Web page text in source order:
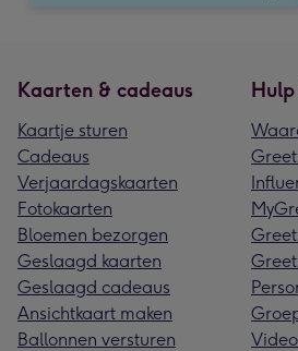
Kaarten & cadeaus
Kaartje sturen
Cadeaus
Verjaardagskaarten
Fotokaarten
Bloemen bezorgen
Geslaagd kaarten
Geslaagd cadeaus
Ansichtkaart maken
Ballonnen versturen